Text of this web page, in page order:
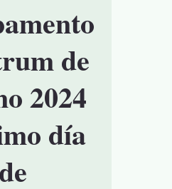
de
2024
día
de